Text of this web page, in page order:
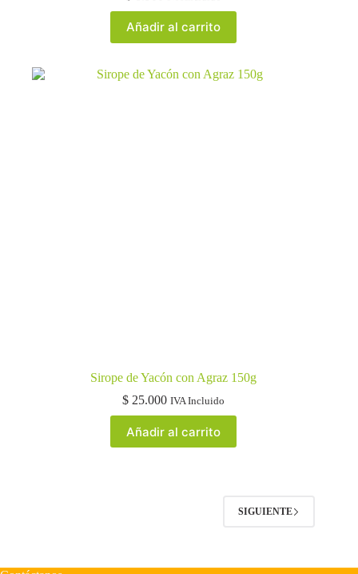
Añadir al carrito
Sirope de Yacón con Agraz 150g
$ 25.000 IVA Incluido
Añadir al carrito
SIGUIENTE